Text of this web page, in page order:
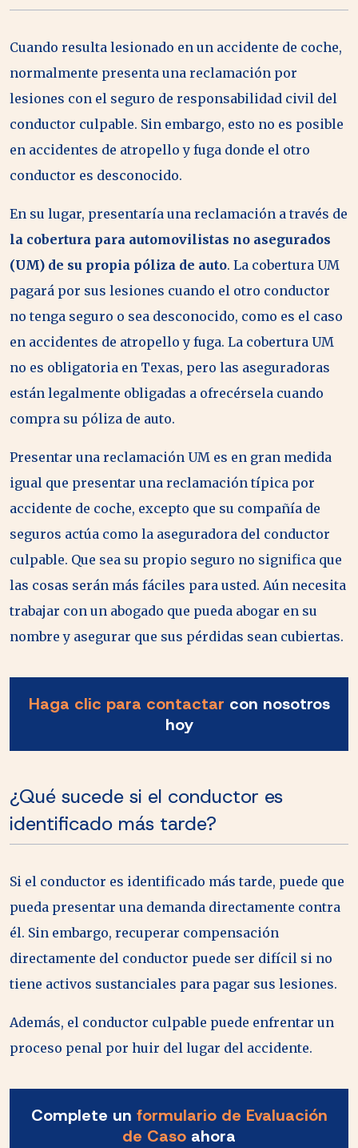
Cuando resulta lesionado en un accidente de coche,
normalmente presenta una reclamación por
lesiones con el seguro de responsabilidad civil del
conductor culpable. Sin embargo, esto no es posible
en accidentes de atropello y fuga donde el otro
conductor es desconocido.
En su lugar, presentaría una reclamación a través de
la cobertura para automovilistas no asegurados
(UM) de su propia póliza de auto. La cobertura UM
pagará por sus lesiones cuando el otro conductor
no tenga seguro o sea desconocido, como es el caso
en accidentes de atropello y fuga. La cobertura UM
no es obligatoria en Texas, pero las aseguradoras
están legalmente obligadas a ofrecérsela cuando
compra su póliza de auto.
Presentar una reclamación UM es en gran medida
igual que presentar una reclamación típica por
accidente de coche, excepto que su compañía de
seguros actúa como la aseguradora del conductor
culpable. Que sea su propio seguro no significa que
las cosas serán más fáciles para usted. Aún necesita
trabajar con un abogado que pueda abogar en su
nombre y asegurar que sus pérdidas sean cubiertas.
Haga clic para contactar con nosotros
hoy
¿Qué sucede si el conductor es
identificado más tarde?
Si el conductor es identificado más tarde, puede que
pueda presentar una demanda directamente contra
él. Sin embargo, recuperar compensación
directamente del conductor puede ser difícil si no
tiene activos sustanciales para pagar sus lesiones.
Además, el conductor culpable puede enfrentar un
proceso penal por huir del lugar del accidente.
Complete un formulario de Evaluación
de Caso ahora